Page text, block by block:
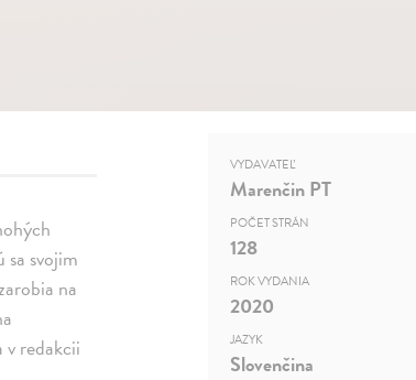
svojim
na
redakcii
VYDAVATEĽ
Marenčin PT
POČET STRÁN
128
ROK VYDANIA
2020
JAZYK
Slovenčina